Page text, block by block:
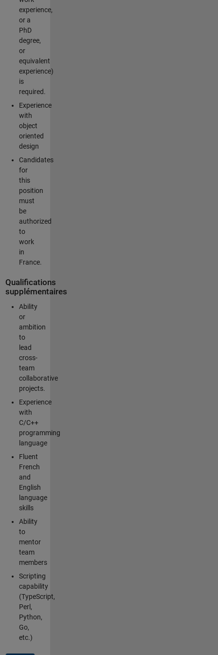
experience,
or a
PhD
degree,
or
equivalent
experience)
is
required.
Experience
with
object
oriented
design
Candidates
for
this
position
must
be
authorized
to
work
in
France.
Qualifications
supplémentaires
Ability
or
ambition
to
lead
cross-
team
collaborative
projects.
Experience
with
C/C++
programming
language
Fluent
French
and
English
language
skills
Ability
to
mentor
team
members
Scripting
capability
(TypeScript,
Perl,
Python,
Go,
etc.)